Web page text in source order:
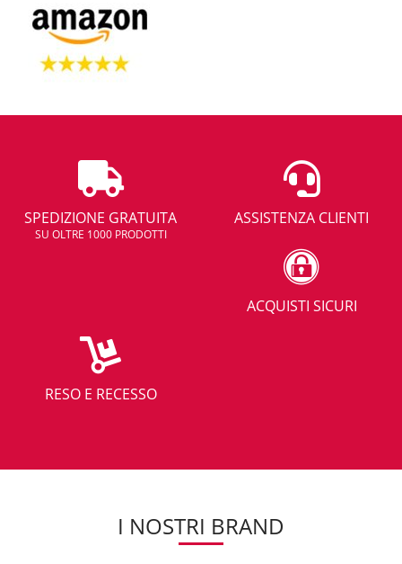
SPEDIZIONE GRATUITA
SU OLTRE 1000 PRODOTTI
ASSISTENZA CLIENTI
ACQUISTI SICURI
RESO E RECESSO
I NOSTRI BRAND